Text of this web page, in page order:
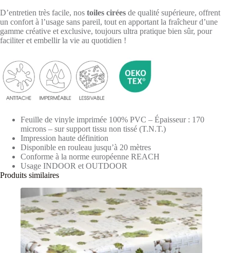
D’entretien très facile, nos toiles cirées de qualité supérieure, offrent
un confort à l’usage sans pareil, tout en apportant la fraîcheur d’une
gamme créative et exclusive, toujours ultra pratique bien sûr, pour
faciliter et embellir la vie au quotidien !
Feuille de vinyle imprimée 100% PVC – Épaisseur : 170
microns – sur support tissu non tissé (T.N.T.)
Impression haute définition
Disponible en rouleau jusqu’à 20 mètres
Conforme à la norme européenne REACH
Usage INDOOR et OUTDOOR
Produits similaires